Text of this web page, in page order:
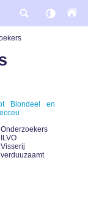
Blondeel en
Onderzoekers
ILVO
Visserij
verduuzaamt